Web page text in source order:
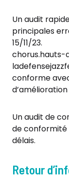
Un audit
principales
15/11/23.
chorus.hauts-
conforme
Un audit de
de conformité
délais.
Retour